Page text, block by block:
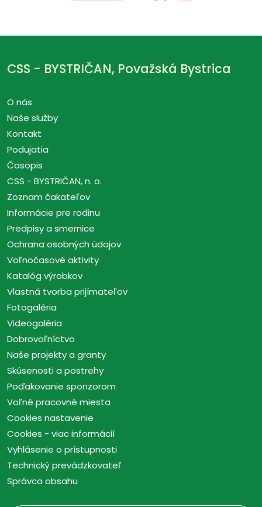
CSS - BYSTRIČAN, Považská Bystrica
O nás
Naše služby
Kontakt
Podujatia
Časopis
CSS - BYSTRIČAN, n. o.
Zoznam čakateľov
Informácie pre rodinu
Predpisy a smernice
Ochrana osobných údajov
Voľnočasové aktivity
Katalóg výrobkov
Vlastná tvorba prijímateľov
Fotogaléria
Videogaléria
Dobrovoľníctvo
Naše projekty a granty
Skúsenosti a postrehy
Poďakovanie sponzorom
Voľné pracovné miesta
Cookies nastavenie
Cookies - viac informácií
Vyhlásenie o prístupnosti
Technický prevádzkovateľ
Správca obsahu